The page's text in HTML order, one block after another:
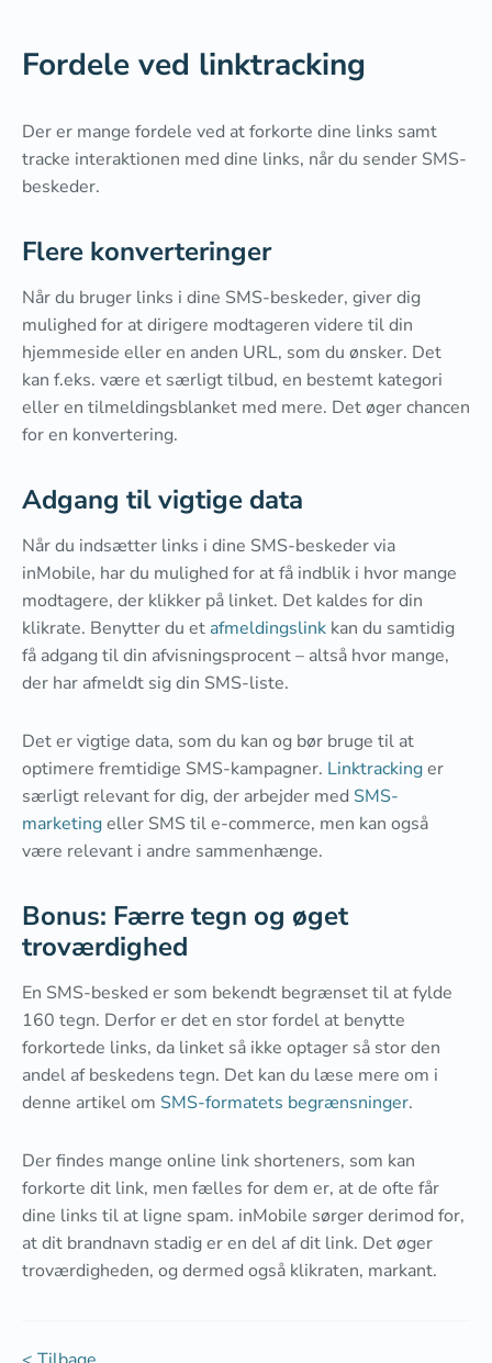
Fordele ved linktracking
Der er mange fordele ved at forkorte dine links samt
tracke interaktionen med dine links, når du sender SMS-
beskeder.
Flere konverteringer
Når du bruger links i dine SMS-beskeder, giver dig
mulighed for at dirigere modtageren videre til din
hjemmeside eller en anden URL, som du ønsker. Det
kan f.eks. være et særligt tilbud, en bestemt kategori
eller en tilmeldingsblanket med mere. Det øger chancen
for en konvertering.
Adgang til vigtige data
Når du indsætter links i dine SMS-beskeder via
inMobile, har du mulighed for at få indblik i hvor mange
modtagere, der klikker på linket. Det kaldes for din
klikrate. Benytter du et afmeldingslink kan du samtidig
få adgang til din afvisningsprocent – altså hvor mange,
der har afmeldt sig din SMS-liste.
Det er vigtige data, som du kan og bør bruge til at
optimere fremtidige SMS-kampagner. Linktrackinger
særligt relevant for dig, der arbejder med SMS-
marketingeller SMS til e-commerce, men kan også
være relevant i andre sammenhænge.
Bonus: Færre tegn og øget
troværdighed
En SMS-besked er som bekendt begrænset til at fylde
160 tegn. Derfor er det en stor fordel at benytte
forkortede links, da linket så ikke optager så stor den
andel af beskedens tegn. Det kan du læse mere om i
denne artikel om SMS-formatets begrænsninger.
Der findes mange online link shorteners, som kan
forkorte dit link, men fælles for dem er, at de ofte får
dine links til at ligne spam. inMobile sørger derimod for,
at dit brandnavn stadig er en del af dit link. Det øger
troværdigheden, og dermed også klikraten, markant.